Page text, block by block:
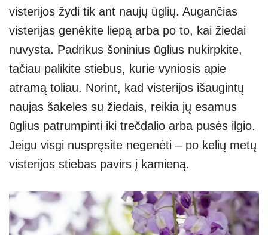
visterijos žydi tik ant naujų ūglių. Augančias
visterijas genėkite liepą arba po to, kai žiedai
nuvysta. Padrikus šoninius ūglius nukirpkite,
tačiau palikite stiebus, kurie vyniosis apie
atramą toliau. Norint, kad visterijos išaugintų
naujas šakeles su žiedais, reikia jų esamus
ūglius patrumpinti iki trečdalio arba pusės ilgio.
Jeigu visgi nuspręsite negenėti – po kelių metų
visterijos stiebas pavirs į kamieną.